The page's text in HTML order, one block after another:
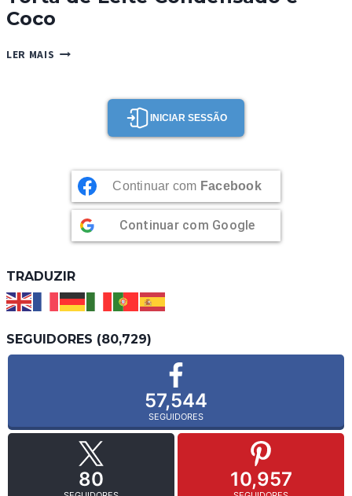
Coco
LER MAIS TORTA
CONDENSADO
INICIAR SESSÃO
Continuar com Facebook
Continuar com Google
TRADUZIR
SEGUIDORES (80,729)
57,544
SEGUIDORES
80 10,957